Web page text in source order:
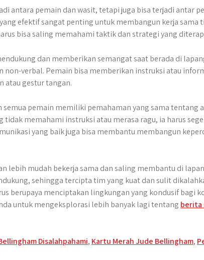
antara pemain dan wasit, tetapi juga bisa terjadi antar
efektif sangat penting untuk membangun kerja sama
bisa saling memahami taktik dan strategi yang
dan memberikan semangat saat berada di
non-verbal. Pemain bisa memberikan instruksi atau
atau gestur tangan.
pemain memiliki pemahaman yang sama tentang
tidak memahami instruksi atau merasa ragu, ia harus
yang baik juga bisa membantu membangun
lebih mudah bekerja sama dan saling membantu di
sehingga tercipta tim yang kuat dan sulit
berupaya menciptakan lingkungan yang kondusif bagi
untuk mengeksplorasi lebih banyak lagi tentang berita
Disalahpahami, Kartu Merah Jude Bellingham,